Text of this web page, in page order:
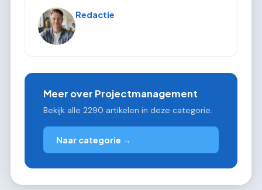
Redactie
Meer over Projectmanagement
Bekijk alle 2290 artikelen in deze categorie.
Naar categorie →